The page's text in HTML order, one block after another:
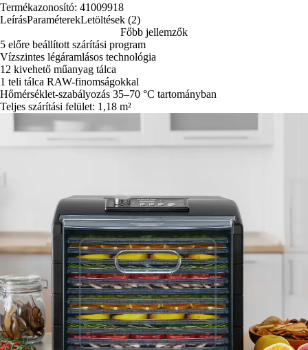
Termékazonosító: 41009918
LeírásParaméterekLetöltések (2)
Főbb jellemzők
5 előre beállított szárítási program
Vízszintes légáramlásos technológia
12 kivehető műanyag tálca
1 teli tálca RAW-finomságokkal
Hőmérséklet-szabályozás 35–70 °C tartományban
Teljes szárítási felület: 1,18 m²